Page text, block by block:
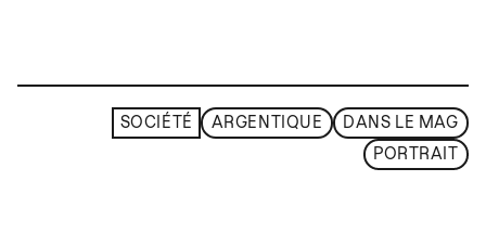
SOCIÉTÉ ARGENTIQUE DANS LE MAG
PORTRAIT